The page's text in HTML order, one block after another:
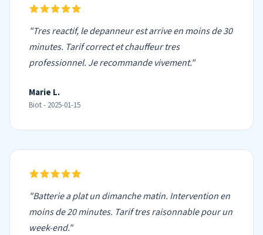
"Tres reactif, le depanneur est arrive en moins de 30
minutes. Tarif correct et chauffeur tres
professionnel. Je recommande vivement."
Marie L.
Biot - 2025-01-15
"Batterie a plat un dimanche matin. Intervention en
moins de 20 minutes. Tarif tres raisonnable pour un
week-end."